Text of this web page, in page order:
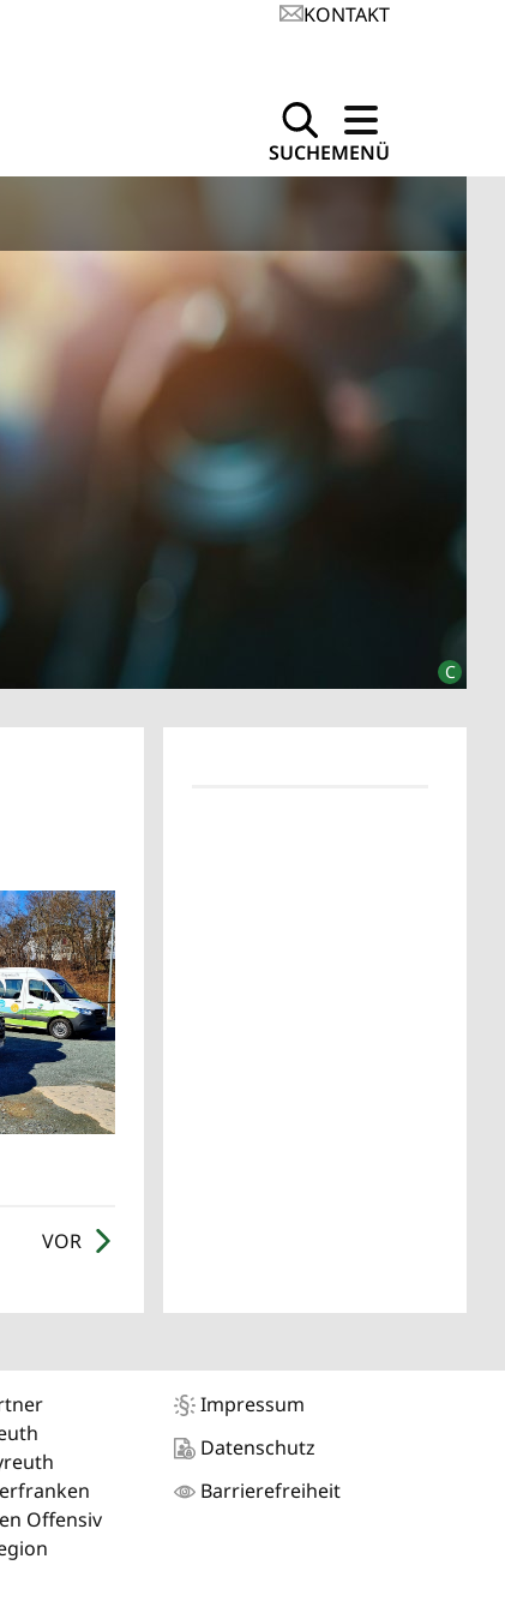
KONTAKT
SUCHEMENÜ
VOR
Offensiv
Impressum
Datenschutz
Barrierefreiheit